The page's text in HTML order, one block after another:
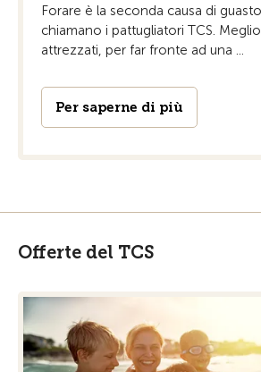
Forare è la seconda causa di
chiamano i pattugliatori TCS.
attrezzati, per far fronte ad una ...
Per saperne di più
Offerte del TCS